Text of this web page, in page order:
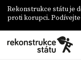
Rekonstrukce státu je
proti korupci.